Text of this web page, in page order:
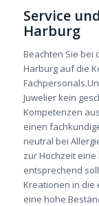
Service
Harburg
Beachten Sie bei
Harburg auf die
Juwelier kein
Kompetenzen
einen
neutral bei
zur Hochzeit
entsprechend
Kreationen in die
eine hohe